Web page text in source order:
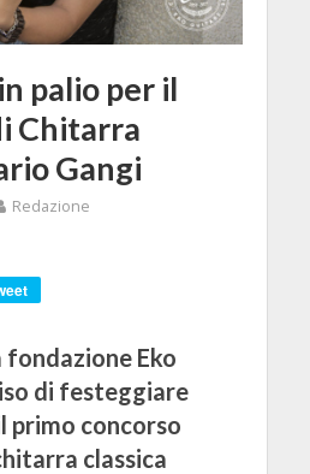
palio per il
Chitarra
Gangi
Redazione
fondazione Eko
di festeggiare
primo concorso
classica